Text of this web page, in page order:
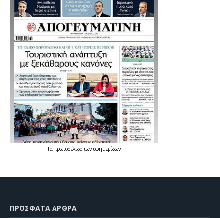
Τα πρωτοσέλιδατων εφημερίδων
ΠΡΌΣΦΑΤΑ ΆΡΘΡΑ